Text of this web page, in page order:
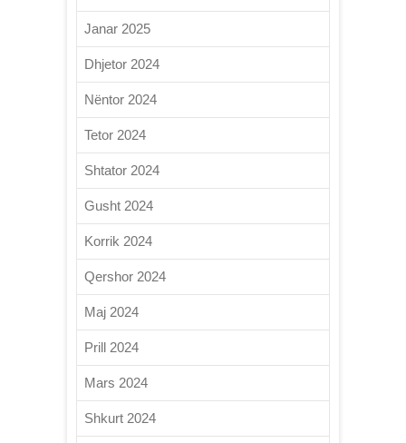
Janar 2025
Dhjetor 2024
Nëntor 2024
Tetor 2024
Shtator 2024
Gusht 2024
Korrik 2024
Qershor 2024
Maj 2024
Prill 2024
Mars 2024
Shkurt 2024